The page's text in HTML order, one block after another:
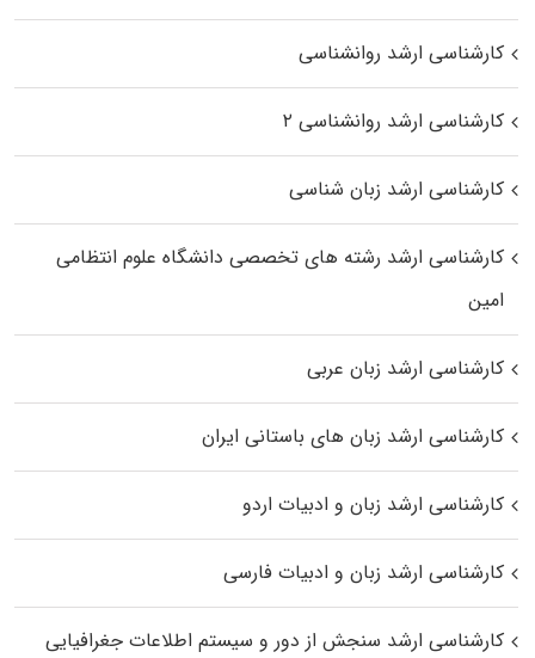
کارشناسی ارشد روانشناسی
کارشناسی ارشد روانشناسی ۲
کارشناسی ارشد زبان شناسی
کارشناسی ارشد رﺷﺘﻪ ﻫﺎی تخصصی داﻧﺸﮕﺎه ﻋﻠﻮم انتظامی
اﻣﻴﻦ
کارشناسی ارشد زبان عربی
کارشناسی ارشد زبان‌ های باستانی ایران
کارشناسی ارشد زبان و ادبیات اردو
کارشناسی ارشد زبان و ادبیات فارسی
کارشناسی ارشد سنجش از دور و سیستم اطلاعات جغرافیایی